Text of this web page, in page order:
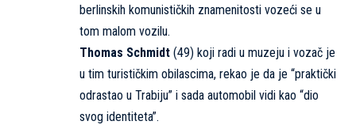
berlinskih komunističkih znamenitosti vozeći se u
tom malom vozilu.
Thomas Schmidt (49) koji radi u muzeju i vozač je
u tim turističkim obilascima, rekao je da je “praktički
odrastao u Trabiju” i sada automobil vidi kao “dio
svog identiteta”.